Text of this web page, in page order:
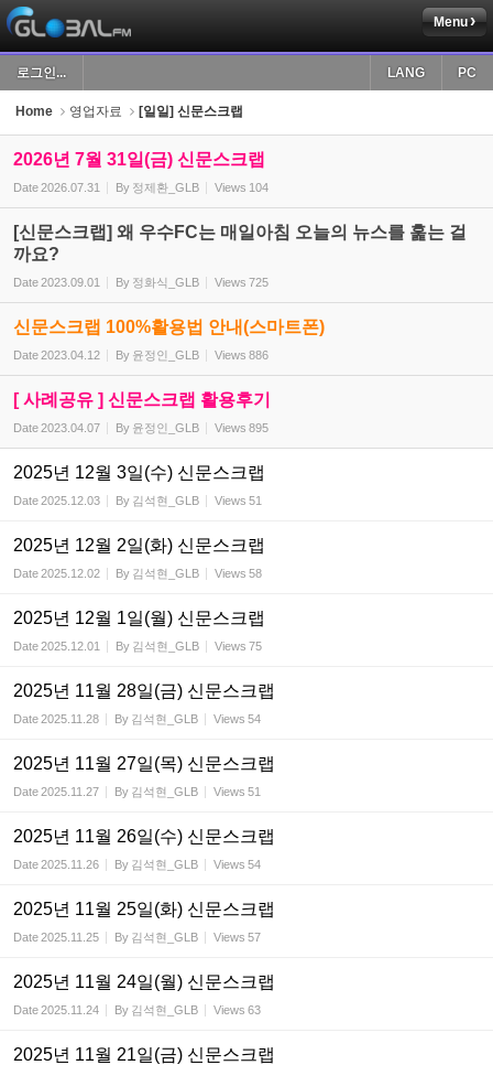
Menu
로그인... PC
LANG
Home 영업자료 [일일] 신문스크랩
2026년 7월 31일(금) 신문스크랩
Date2026.07.31 By 정제환_GLB Views 104
[신문스크랩] 왜 우수FC는 매일아침 오늘의 뉴스를 훑는 걸
까요?
Date2023.09.01 By 정화식_GLB Views 725
신문스크랩 100%활용법 안내(스마트폰)
Date2023.04.12 By 윤정인_GLB Views 886
[ 사례공유 ] 신문스크랩 활용후기
Date2023.04.07 By 윤정인_GLB Views 895
2025년 12월 3일(수) 신문스크랩
Date2025.12.03 By 김석현_GLB Views 51
2025년 12월 2일(화) 신문스크랩
Date2025.12.02 By 김석현_GLB Views 58
2025년 12월 1일(월) 신문스크랩
Date2025.12.01 By 김석현_GLB Views 75
2025년 11월 28일(금) 신문스크랩
Date2025.11.28 By 김석현_GLB Views 54
2025년 11월 27일(목) 신문스크랩
Date2025.11.27 By 김석현_GLB Views 51
2025년 11월 26일(수) 신문스크랩
Date2025.11.26 By 김석현_GLB Views 54
2025년 11월 25일(화) 신문스크랩
Date2025.11.25 By 김석현_GLB Views 57
2025년 11월 24일(월) 신문스크랩
Date2025.11.24 By 김석현_GLB Views 63
2025년 11월 21일(금) 신문스크랩
Sketchbook5, 스케치북5
Sketchbook5, 스케치북5